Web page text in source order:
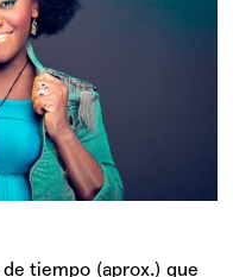
tiempo (aprox.) que